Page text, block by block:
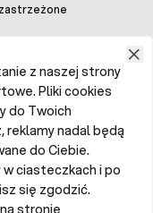
z naszej strony
Pliki cookies
do Twoich
reklamy nadal będą
do Ciebie.
ciasteczkach i po
się zgodzić.
stronie